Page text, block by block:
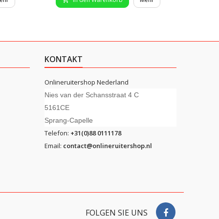
KONTAKT
Onlineruitershop Nederland
Nies van der Schansstraat 4 C
5161CE
Sprang-Capelle
Telefon: +31(0)88 0111178
Email: contact@onlineruitershop.nl
FOLGEN SIE UNS